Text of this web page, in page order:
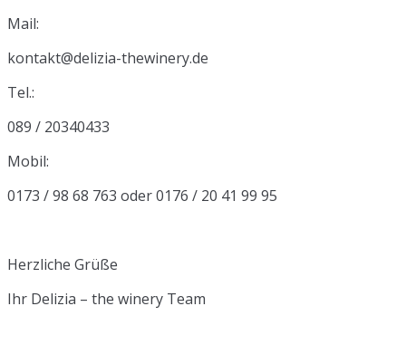
Mail:
kontakt@delizia-thewinery.de
Tel.:
089 / 20340433
Mobil:
0173 / 98 68 763 oder 0176 / 20 41 99 95
Herzliche Grüße
Ihr Delizia – the winery Team